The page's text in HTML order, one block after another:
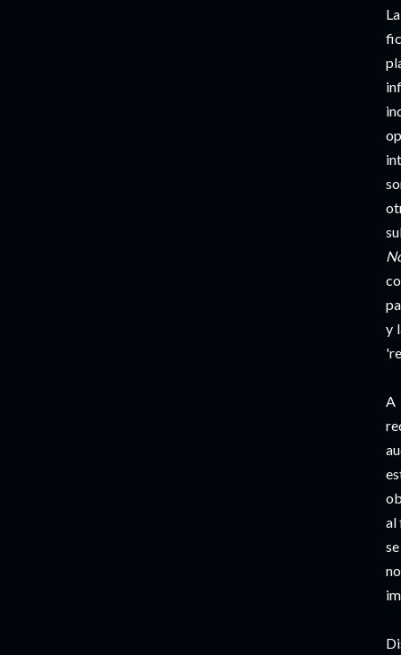
y
A
al